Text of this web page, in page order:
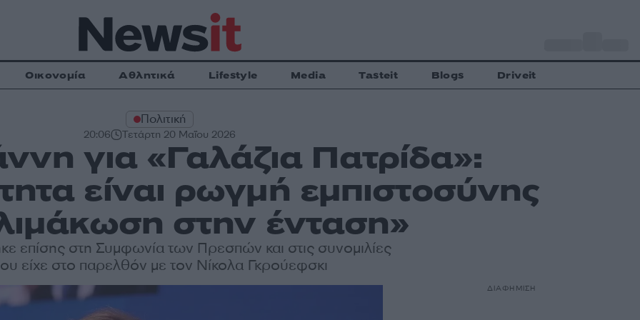
Οικονομία Αθλητικά Lifestyle Media Tasteit Blogs Driveit
Πολιτική
20:06 Τετάρτη 20 Μαΐου 2026
για «Γαλάζια Πατρίδα»:
είναι ρωγμή εμπιστοσύνης
στην ένταση»
επίσης στη Συμφωνία των Πρεσπών και στις συνομιλίες
είχε στο παρελθόν με τον Νίκολα Γκρούεφσκι
ΔΙΑΦΗΜΙΣΗ